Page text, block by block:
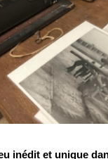
inédit et unique